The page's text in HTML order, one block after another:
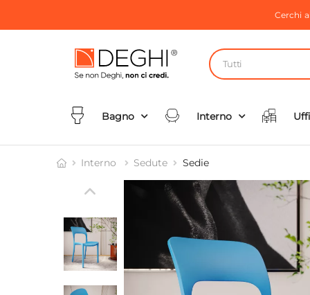
Cerchi
Tutti
Bagno Interno
Interno Sedute Sedie